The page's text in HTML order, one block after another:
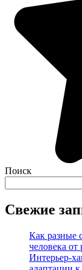
Поиск
Свежие
Как разные
человека от
Интерьер-